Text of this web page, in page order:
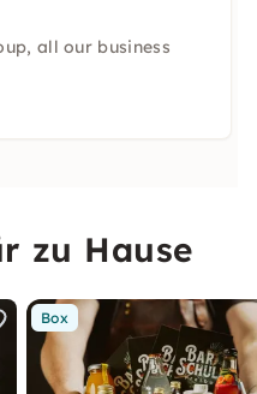
all our business
zu Hause
Box